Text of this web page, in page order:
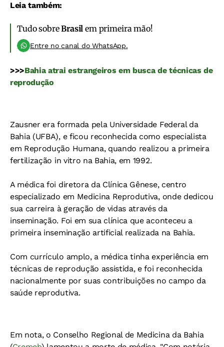
Leia também:
Tudo sobreBrasil em primeira mão!
Entre no canal do WhatsApp.
>>>Bahia atrai estrangeiros em busca de técnicas de
reprodução
Zausner era formada pela Universidade Federal da
Bahia (UFBA), e ficou reconhecida como especialista
em Reprodução Humana, quando realizou a primeira
fertilização in vitro na Bahia, em 1992.
A médica foi diretora da Clínica Gênese, centro
especializado em Medicina Reprodutiva, onde dedicou
sua carreira à geração de vidas através da
inseminação. Foi em sua clínica que aconteceu a
primeira inseminação artificial realizada na Bahia.
Com currículo amplo, a médica tinha experiência em
técnicas de reprodução assistida, e foi reconhecida
nacionalmente por suas contribuições no campo da
saúde reprodutiva.
Em nota, o Conselho Regional de Medicina da Bahia